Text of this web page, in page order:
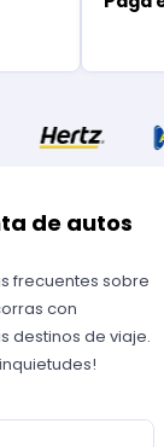
de autos
frecuentes sobre
con
destinos de viaje.